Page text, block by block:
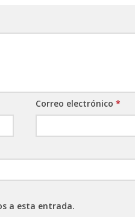
Correo electrónico*
a esta entrada.